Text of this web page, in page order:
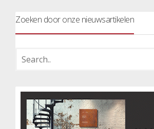
Zoeken door onze nieuwsartikelen